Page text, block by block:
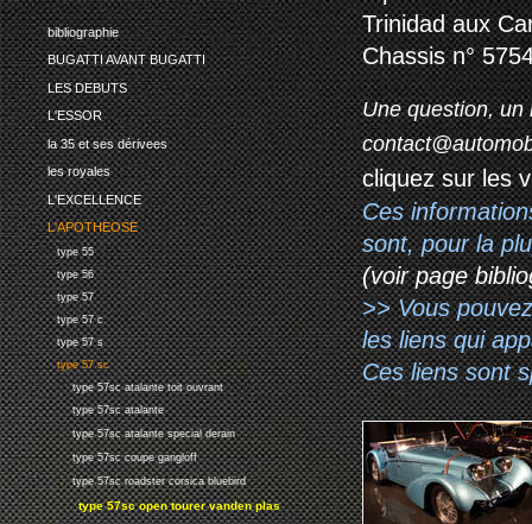
bibliographie
BUGATTI AVANT BUGATTI
LES DEBUTS
L'ESSOR
la 35 et ses dérivees
les royales
L'EXCELLENCE
L'APOTHEOSE
type 55
type 56
type 57
type 57 c
type 57 s
type 57 sc
type 57sc atalante toit ouvrant
type 57sc atalante
type 57sc atalante special derain
type 57sc coupe gangloff
type 57sc roadster corsica bluebird
type 57sc open tourer vanden plas
Trinidad aux
Chassis n°
Une question, un
cliquez sur les
Ces
sont, pour la
(voir page
>> Vous
les liens qui
Ces liens sont